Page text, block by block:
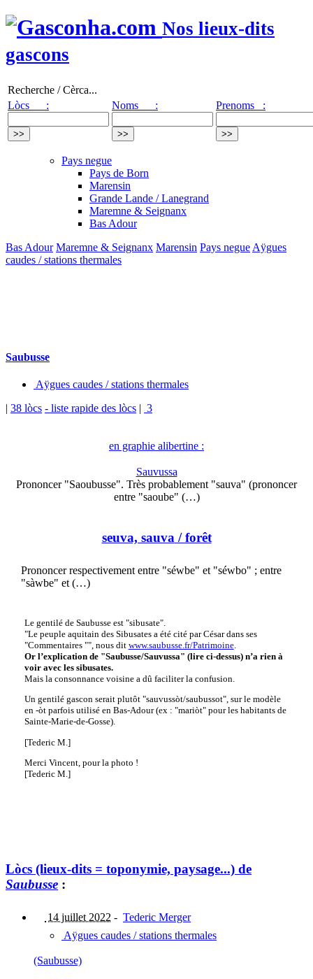
Nos lieux-dits
gascons
Recherche / Cèrca...
Lòcs :
Noms : Prenoms :
Pays negue
Pays de Born
Marensin
Grande Lande / Lanegrand
Maremne & Seignanx
Bas Adour
Bas Adour Maremne & Seignanx Marensin Pays negue Aÿgues
caudes / stations thermales
Saubusse
Aÿgues caudes / stations thermales
| 38 lòcs - liste rapide des lòcs | 3
en graphie alibertine :
Sauvussa
Prononcer "Saoubusse". Très probablement "sauva" (prononcer
entre "saoube" (…)
seuva, sauva / forêt
Prononcer respectivement entre "séwbe" et "séwbo" ; entre
"sàwbe" et (…)
Le gentilé de Saubusse est "sibusate".
"Le peuple aquitain des Sibusates a été cité par César dans ses
"Commentaires "", nous dit www.saubusse.fr/Patrimoine.
Or l’explication de "Saubusse/Sauvussa" (lire ci-dessus) n’a rien à
voir avec les sibusates.
Mais la consonnance voisine a dû faciliter la confusion.
Un gentilé gascon serait plutôt "sauvussòt/saubussot", sur le modèle
en -òt parfois utilisé en Bas-Adour (ex : "mariòt" pour les habitants de
Sainte-Marie-de-Gosse).
[Tederic M.]
Merci Vincent, pour la photo !
[Tederic M.]
Lòcs (lieux-dits = toponymie, paysage...) de
Saubusse :
14 juillet 2022 - Tederic Merger
Aÿgues caudes / stations thermales
(Saubusse)